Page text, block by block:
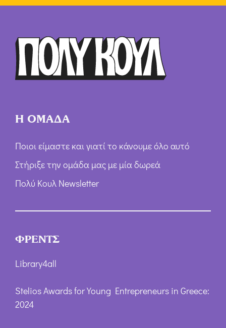
Η ΟΜΑΔΑ
Ποιοι είμαστε και γιατί το κάνουμε όλο αυτό
Στήριξε την ομάδα μας με μία δωρεά
Πολύ Κουλ Newsletter
ΦΡΕΝΤΣ
Library4all
Stelios Awards for Young Entrepreneurs in Greece:
2024